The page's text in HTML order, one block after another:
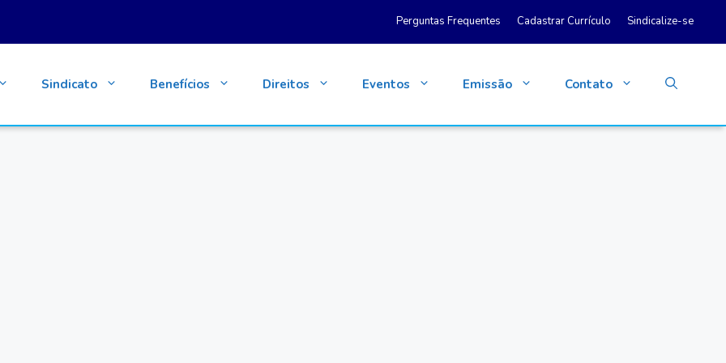
Perguntas Frequentes Cadastrar Currículo Sindicalize-se
Sindicato Benefícios Direitos Eventos Emissão Contato